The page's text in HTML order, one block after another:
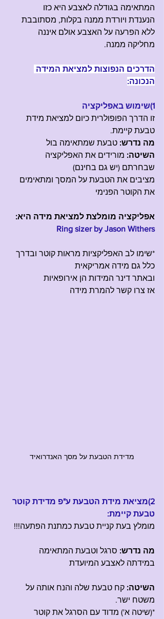
המתאימה בגודלה לאצבע היא כזו
הנענדת ויורדת ממנה בקלות, מסתובבת
ללא הפרעה על האצבע אולם איננה
מחליקה ממנה.
הדרכים הנפוצות למציאת המידה
הנכונה:
1)שימוש באפליקציה
זו הדרך הפופולרית כיום למציאת מידת
טבעת קיימת.
מה נדרש: טבעת שמתאימה בול
השיטה: מורידים את האפליקציה
שבחרתם (יש גם בחינם)
מציבים את הטבעת על המסך ומתאימים
את הקוטר הפנימי
אפליקציה מומלצת למציאת מידה היא:
Ring sizer by Jason Withers
*שימו לב האפליקציות מראות קוטר ובדרך
כלל גם מידה אמריקאית
ובאתר דינר המידות הן אירופאיות
אז צרו קשר להמרת מידה
מדידת הטבעת על מסך האנדרואיד
2)מציאת מידת הטבעת ע"פ מדידת קוטר
טבעת קיימת:
מומלץ בעת קניית טבעת כמתנת הפתעה!!!
מה נדרש: סרגל וטבעת המתאימה
במידתה לאצבע המיועדת
השיטה: קח טבעת שלה והנח אותה על
משטח ישר.
*(שיטה א') מדוד עם הסרגל את קוטר